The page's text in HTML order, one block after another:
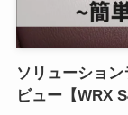
ソリューショ
ビュー【WRX